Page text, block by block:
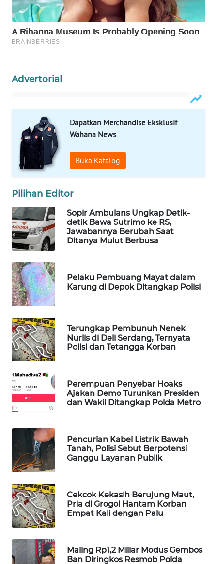
Advertorial
Dapatkan Merchandise Eksklusif
Wahana News
Buka Katalog
Pilihan Editor
Sopir Ambulans Ungkap Detik-
detik Bawa Sutrimo ke RS,
Jawabannya Berubah Saat
Ditanya Mulut Berbusa
Pelaku Pembuang Mayat dalam
Karung di Depok Ditangkap Polisi
Terungkap Pembunuh Nenek
Nurlis di Deli Serdang, Ternyata
Polisi dan Tetangga Korban
Perempuan Penyebar Hoaks
Ajakan Demo Turunkan Presiden
dan Wakil Ditangkap Polda Metro
Pencurian Kabel Listrik Bawah
Tanah, Polisi Sebut Berpotensi
Ganggu Layanan Publik
Cekcok Kekasih Berujung Maut,
Pria di Grogol Hantam Korban
Empat Kali dengan Palu
Maling Rp1,2 Miliar Modus Gembos
Ban Diringkos Resmob Polda
WAHANA
ADVOKAT
INFRASTRUKTUR
KONSUMEN
WAHANA
LISTRIK
WAHANA
WAHANA
TV
WAHANANEWS
ID
WAHANANEWS
CO ID
NET
WAHANA
SPORT
WAHANA
UMKM
SELEB
WAHANA
PERSONA
WAHANA
OTOMOTIF
WAHANA
HEALTH